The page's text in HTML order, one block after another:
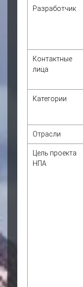
Разработчик
Контактные
лица
Категории
Отрасли
Цель проекта
НПА